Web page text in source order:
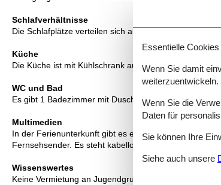
Schlafverhältnisse
Die Schlafplätze verteilen sich auf 3 Schlafräume. 6
Küche
Die Küche ist mit Kühlschrank ausgestattet.
WC und Bad
Es gibt 1 Badezimmer mit Duschnische und 1
Multimedien
In der Ferienunterkunft gibt es einen Fernseher.1
Fernsehsender. Es steht kabellose Internetverbindung
Wissenswertes
Keine Vermietung an Jugendgruppen, in denen alle
Essentielle
Wenn Sie damit
Wenn Sie die
Daten für
Sie können Ihre
Siehe auch unsere